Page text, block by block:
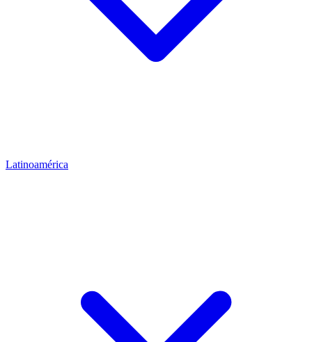
Latinoamérica